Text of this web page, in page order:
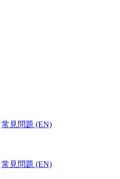
常見問題 (EN)
常見問題 (EN)